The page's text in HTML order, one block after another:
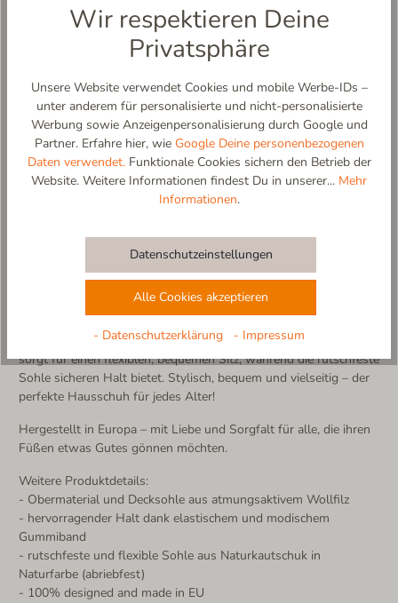
Living Kitzbühel Elastic Slipper – Komfort & Stil für die ganze
Familie!
Der Living Kitzbühel Elastic Slipper vereint hochwertige
Wärme, Atmungsaktivität und Leichtigkeit – ideal für das ganze
Ein Slipper für die ganze Familie! Erhältlich in vielen
verschiedenen Farben und Größen für Kinder, Damen und
elastische Band mit Living Kitzbühel Lettering in Schwarz-Weiß
sorgt für einen flexiblen, bequemen Sitz, während die rutschfeste
Sohle sicheren Halt bietet. Stylisch, bequem und vielseitig – der
perfekte Hausschuh für jedes Alter!
Hergestellt in Europa – mit Liebe und Sorgfalt für alle, die ihren
Füßen etwas Gutes gönnen möchten.
Weitere Produktdetails:
- Obermaterial und Decksohle aus atmungsaktivem Wollfilz
- hervorragender Halt dank elastischem und modischem
Gummiband
- rutschfeste und flexible Sohle aus Naturkautschuk in
Naturfarbe (abriebfest)
- 100% designed and made in EU
Wir respektieren Deine
Privatsphäre
Unsere Website verwendet Cookies und mobile Werbe-IDs –
unter anderem für personalisierte und nicht-personalisierte
Werbung sowie Anzeigenpersonalisierung durch Google und
Partner. Erfahre hier, wie Google Deine personenbezogenen
Daten verwendet.Funktionale Cookies sichern den Betrieb der
Website. Weitere Informationen findest Du in unserer... Mehr
Informationen.
Datenschutzeinstellungen
Alle Cookies akzeptieren
- Datenschutzerklärung - Impressum